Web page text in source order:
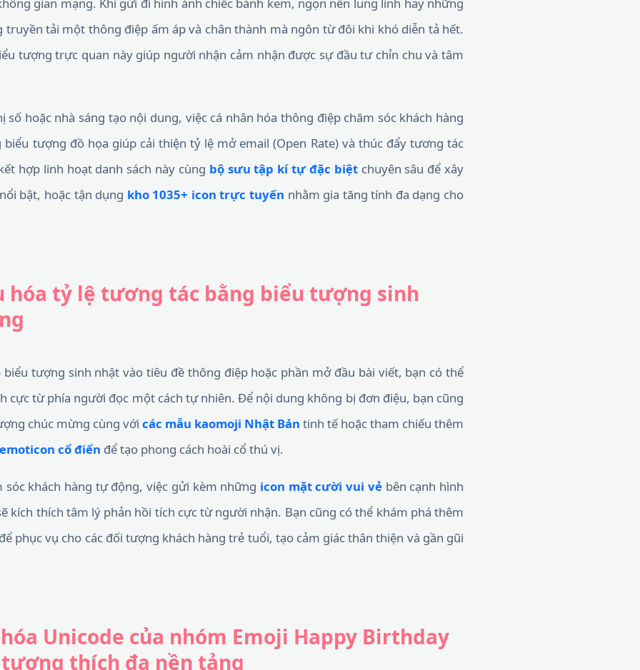
truyền tải một thông điệp ấm áp và chân thành mà ngôn từ đôi khi khó diễn tả hết.
tượng trực quan này giúp người nhận cảm nhận được sự đầu tư chỉn chu và tâm
hoặc nhà sáng tạo nội dung, việc cá nhân hóa thông điệp chăm sóc khách hàng
tượng đồ họa giúp cải thiện tỷ lệ mở email (Open Rate) và thúc đẩy tương tác
hợp linh hoạt danh sách này cùng bộ sưu tập kí tự đặc biệtchuyên sâu để xây
bật, hoặc tận dụng kho 1035+ icon trực tuyến nhằm gia tăng tính đa dạng cho
hóa tỷ lệ tương tác bằng biểu tượng sinh
biểu tượng sinh nhật vào tiêu đề thông điệp hoặc phần mở đầu bài viết, bạn có thể
cực từ phía người đọc một cách tự nhiên. Để nội dung không bị đơn điệu, bạn cũng
chúc mừng cùng với các mẫu kaomoji Nhật Bản tinh tế hoặc tham chiếu thêm
cổ điển để tạo phong cách hoài cổ thú vị.
sóc khách hàng tự động, việc gửi kèm những icon mặt cười vui vẻbên cạnh hình
kích thích tâm lý phản hồi tích cực từ người nhận. Bạn cũng có thể khám phá thêm
phục vụ cho các đối tượng khách hàng trẻ tuổi, tạo cảm giác thân thiện và gần gũi
Unicode của nhóm Emoji Happy Birthday
thích đa nền tảng